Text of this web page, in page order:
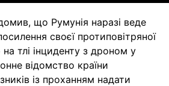
що Румунія наразі веде
своєї протиповітряної
тлі інциденту з дроном у
відомство країни
із проханням надати